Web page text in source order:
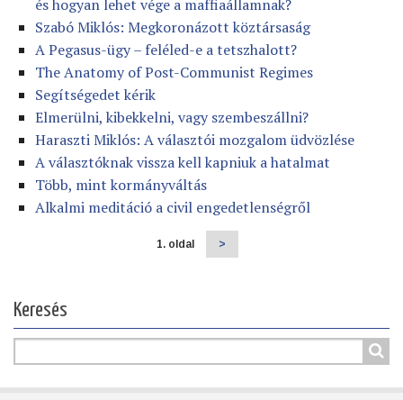
és hogyan lehet vége a maffiaállamnak?
Szabó Miklós: Megkoronázott köztársaság
A Pegasus-ügy – feléled-e a tetszhalott?
The Anatomy of Post-Communist Regimes
Segítségedet kérik
Elmerülni, kibekkelni, vagy szembeszállni?
Haraszti Miklós: A választói mozgalom üdvözlése
A választóknak vissza kell kapniuk a hatalmat
Több, mint kormányváltás
Alkalmi meditáció a civil engedetlenségről
1. oldal
Következő
oldal
>
Keresés